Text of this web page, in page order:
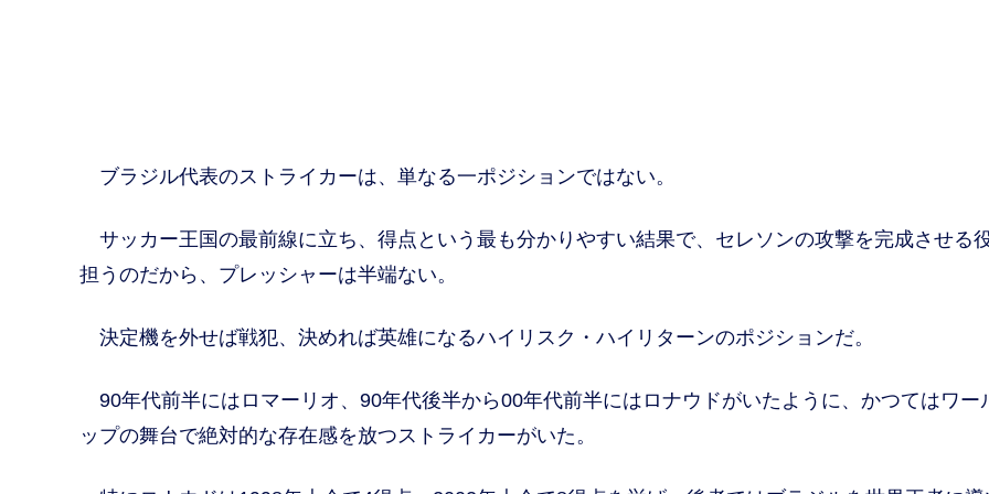
ブラジル代表のストライカーは、単なる一ポジションではない。
サッカー王国の最前線に立ち、得点という最も分かりやすい結果で、セレソンの攻撃を完成させる
担うのだから、プレッシャーは半端ない。
決定機を外せば戦犯、決めれば英雄になるハイリスク・ハイリターンのポジションだ。
90年代前半にはロマーリオ、90年代後半から00年代前半にはロナウドがいたように、かつてはワー
ップの舞台で絶対的な存在感を放つストライカーがいた。